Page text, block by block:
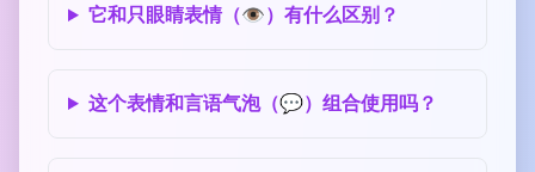
它和只眼睛表情（👁️）有什么区别？
这个表情和言语气泡（💬）组合使用吗？